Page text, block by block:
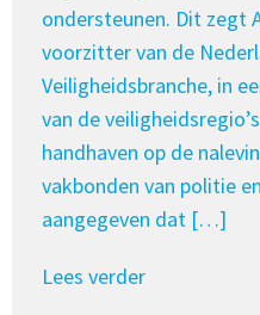
ondersteunen. Dit zegt
voorzitter van de
Veiligheidsbranche, in
van de
handhaven op de
vakbonden van politie
aangegeven dat […]
Lees verder